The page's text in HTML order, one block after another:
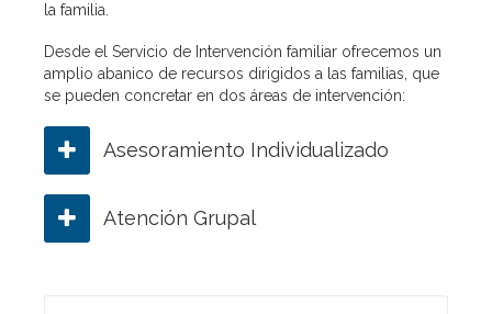
la familia.
Desde el Servicio de Intervención familiar ofrecemos un
amplio abanico de recursos dirigidos a las familias, que
se pueden concretar en dos áreas de intervención:
Asesoramiento Individualizado
Atención Grupal